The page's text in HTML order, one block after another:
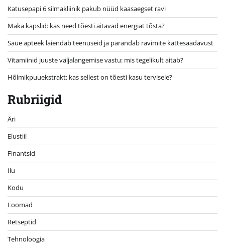
Katusepapi 6 silmakliinik pakub nüüd kaasaegset ravi
Maka kapslid: kas need tõesti aitavad energiat tõsta?
Saue apteek laiendab teenuseid ja parandab ravimite kättesaadavust
Vitamiinid juuste väljalangemise vastu: mis tegelikult aitab?
Hõlmikpuuekstrakt: kas sellest on tõesti kasu tervisele?
Rubriigid
Äri
Elustiil
Finantsid
Ilu
Kodu
Loomad
Retseptid
Tehnoloogia